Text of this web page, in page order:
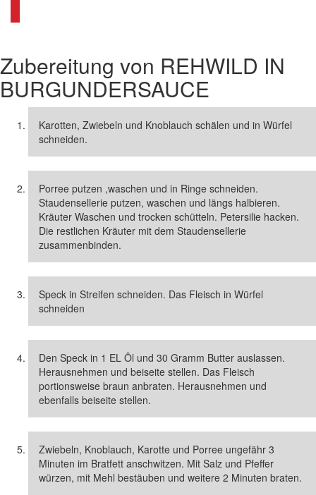
Zubereitung von REHWILD IN
BURGUNDERSAUCE
Karotten, Zwiebeln und Knoblauch schälen und in Würfel
schneiden.
Porree putzen ,waschen und in Ringe schneiden.
Staudensellerie putzen, waschen und längs halbieren.
Kräuter Waschen und trocken schütteln. Petersilie hacken.
Die restlichen Kräuter mit dem Staudensellerie
zusammenbinden.
Speck in Streifen schneiden. Das Fleisch in Würfel
schneiden
Den Speck in 1 EL Öl und 30 Gramm Butter auslassen.
Herausnehmen und beiseite stellen. Das Fleisch
portionsweise braun anbraten. Herausnehmen und
ebenfalls beiseite stellen.
Zwiebeln, Knoblauch, Karotte und Porree ungefähr 3
Minuten im Bratfett anschwitzen. Mit Salz und Pfeffer
würzen, mit Mehl bestäuben und weitere 2 Minuten braten.